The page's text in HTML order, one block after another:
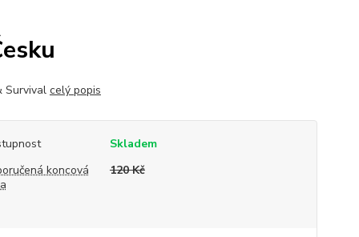
Survival celý popis
Skladem
koncová
120 Kč